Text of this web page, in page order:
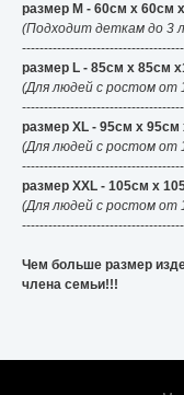
размер М - 60см x 60см
(Подходит деткам до 3
размер L - 85см x 85см
(Для людей с ростом от
размер XL - 95см x 95см
(Для людей с ростом от
размер XXL - 105см x
(Для людей с ростом от
Чем больше размер
члена семьи!!!